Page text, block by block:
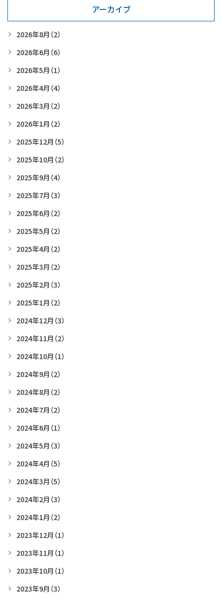
アーカイブ
2026年8月 （2）
2026年6月 （6）
2026年5月 （1）
2026年4月 （4）
2026年3月 （2）
2026年1月 （2）
2025年12月 （5）
2025年10月 （2）
2025年9月 （4）
2025年7月 （3）
2025年6月 （2）
2025年5月 （2）
2025年4月 （2）
2025年3月 （2）
2025年2月 （3）
2025年1月 （2）
2024年12月 （3）
2024年11月 （2）
2024年10月 （1）
2024年9月 （2）
2024年8月 （2）
2024年7月 （2）
2024年6月 （1）
2024年5月 （3）
2024年4月 （5）
2024年3月 （5）
2024年2月 （3）
2024年1月 （2）
2023年12月 （1）
2023年11月 （1）
2023年10月 （1）
2023年9月 （3）